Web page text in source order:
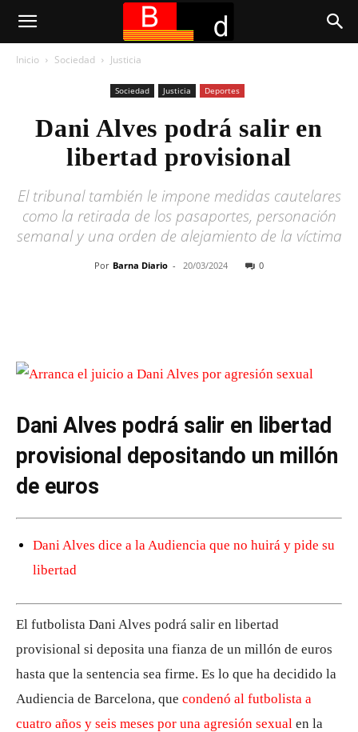
Inicio Sociedad Justicia
Sociedad Justicia Deportes
Dani Alves podrá salir en
libertad provisional
El tribunal también le impone medidas cautelares
como la retirada de los pasaportes, personación
semanal y una orden de alejamiento de la víctima
Por Barna Diario - 20/03/2024 0
Dani Alves podrá salir en libertad
provisional depositando un millón
de euros
Dani Alves dice a la Audiencia que no huirá y pide su
libertad
El futbolista Dani Alves podrá salir en libertad
provisional si deposita una fianza de un millón de euros
hasta que la sentencia sea firme. Es lo que ha decidido la
Audiencia de Barcelona, ​​que condenó al futbolista a
cuatro años y seis meses por una agresión sexual en la